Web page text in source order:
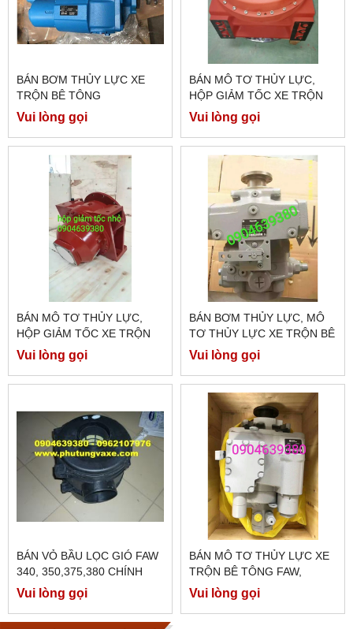
BÁN BƠM THỦY LỰC XE
TRỘN BÊ TÔNG
Vui lòng gọi
BÁN MÔ TƠ THỦY LỰC,
HỘP GIẢM TỐC XE TRỘN
BÊ TÔNG
Vui lòng gọi
BÁN MÔ TƠ THỦY LỰC,
HỘP GIẢM TỐC XE TRỘN
BÊ TÔNG
Vui lòng gọi
BÁN BƠM THỦY LỰC, MÔ
TƠ THỦY LỰC XE TRỘN BÊ
TÔNG
Vui lòng gọi
BÁN VỎ BẦU LỌC GIÓ FAW
340, 350,375,380 CHÍNH
HÃNG
Vui lòng gọi
BÁN MÔ TƠ THỦY LỰC XE
TRỘN BÊ TÔNG FAW,
HOWO
Vui lòng gọi